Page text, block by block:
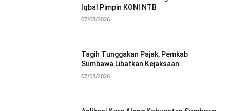
Iqbal Pimpin KONI NTB
07/08/2026
Tagih Tunggakan Pajak, Pemkab
Sumbawa Libatkan Kejaksaan
07/08/2026